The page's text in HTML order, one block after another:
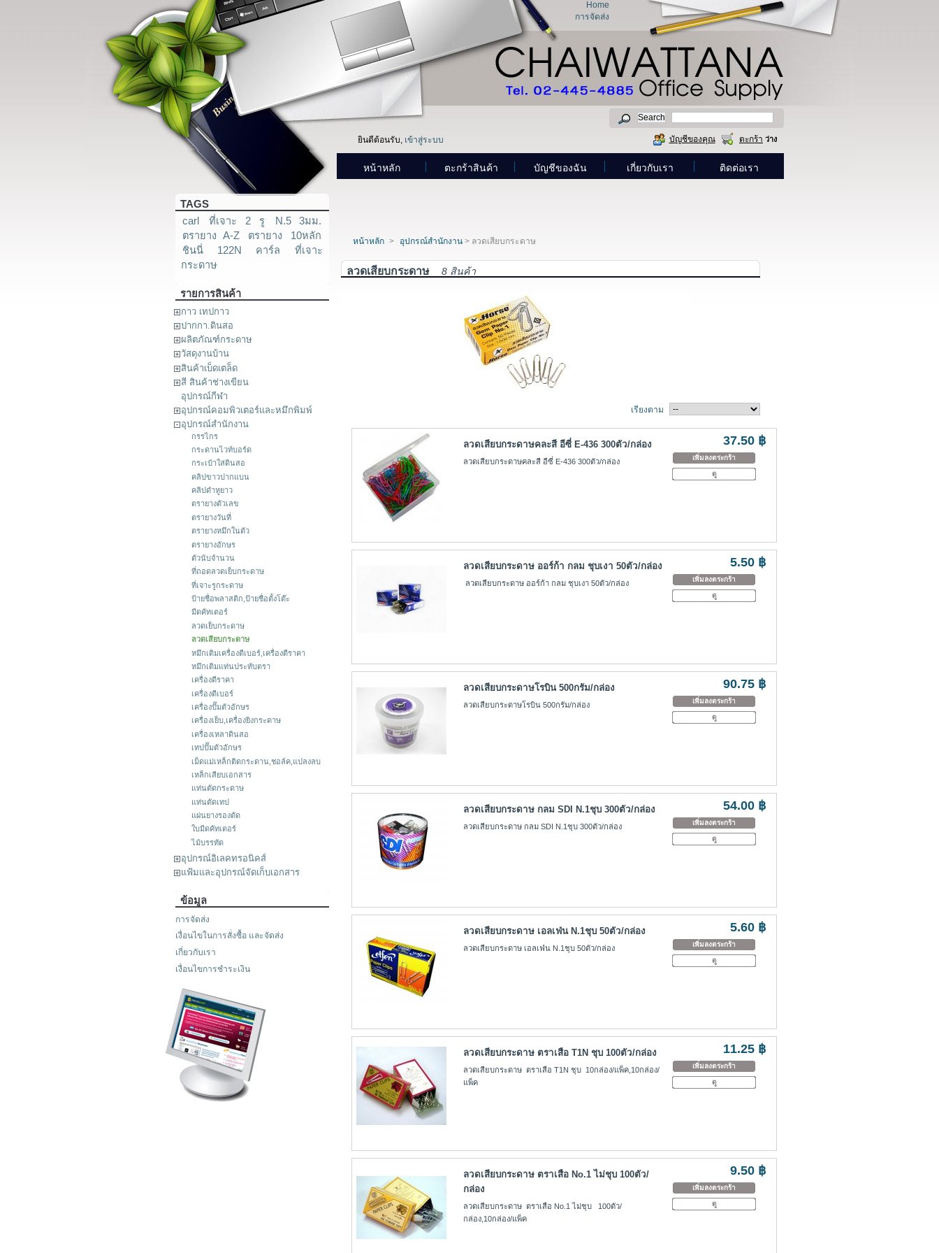
ยินดีต้อนรับ, เข้าสู่ระบบ ตะกร้า ว่าง
บัญชีของคุณ
Home
การจัดส่ง
หน้าหลัก ตะกร้าสินค้า บัญชีของฉัน เกี่ยวกับเรา ติดต่อเรา
TAGS
carl
ที่เจาะ 2 รู
N.5 3มม.
ตรายาง A-Z
ตรายาง
10หลัก
ชินนี่
122N คาร์ล
ที่เจาะ
กระดาษ
รายการสินค้า
กาว เทปกาว
ปากกา.ดินสอ
ผลิตภัณฑ์กระดาษ
วัสดุงานบ้าน
สินค้าเบ็ดเตล็ด
สี สินค้าช่างเขียน
อุปกรณ์กีฬา
อุปกรณ์คอมพิวเตอร์และหมึกพิมพ์
อุปกรณ์สำนักงาน
กรรไกร
กระดานไวท์บอร์ด
กระเป๋าใส่ดินสอ
คลิปขาวปากแบน
คลิปดำหูยาว
ตรายางตัวเลข
ตรายางวันที่
ตรายางหมึกในตัว
ตรายางอักษร
ตัวนับจำนวน
ที่ถอดลวดเย็บกระดาษ
ที่เจาะรูกระดาษ
ป้ายชื่อพลาสติก,ป้ายชื่อตั้งโต๊ะ
มีดคัทเตอร์
ลวดเย็บกระดาษ
ลวดเสียบกระดาษ
หมึกเติมเครื่องตีเบอร์,เครื่องตีราคา
หมึกเติมแท่นประทับตรา
เครื่องตีราคา
เครื่องตีเบอร์
เครื่องปั๊มตัวอักษร
เครื่องเย็บ,เครื่องยิงกระดาษ
เครื่องเหลาดินสอ
เทปปั๊มตัวอักษร
เม็ดแม่เหล็กติดกระดาน,ชอล์ค,แปลงลบ
เหล็กเสียบเอกสาร
แท่นตัดกระดาษ
แท่นตัดเทป
แผ่นยางรองตัด
ใบมีดคัทเตอร์
ไม้บรรทัด
อุปกรณ์อิเลคทรอนิคส์
แฟ้มและอุปกรณ์จัดเก็บเอกสาร
ข้อมูล
การจัดส่ง
เงื่อนไขในการสั่งซื้อ และจัดส่ง
เกี่ยวกับเรา
เงื่อนไขการชำระเงิน
หน้าหลัก > อุปกรณ์สำนักงาน> ลวดเสียบกระดาษ
ลวดเสียบกระดาษ 8 สินค้า
เรียงตาม
ลวดเสียบกระดาษคละสี อีซี่ E-436 300ตัว/กล่อง
ลวดเสียบกระดาษคละสี อีซี่ E-436 300ตัว/กล่อง
37.50 ฿
เพิ่มลงตระกร้า
ดู
ลวดเสียบกระดาษ ออร์ก้า กลม ชุบเงา 50ตัว/กล่อง
ลวดเสียบกระดาษ ออร์ก้า กลม ชุบเงา 50ตัว/กล่อง
5.50 ฿
เพิ่มลงตระกร้า
ดู
ลวดเสียบกระดาษโรบิน 500กรัม/กล่อง
ลวดเสียบกระดาษโรบิน 500กรัม/กล่อง
90.75 ฿
เพิ่มลงตระกร้า
ดู
ลวดเสียบกระดาษ กลม SDI N.1ชุบ 300ตัว/กล่อง
ลวดเสียบกระดาษ กลม SDI N.1ชุบ 300ตัว/กล่อง
54.00 ฿
เพิ่มลงตระกร้า
ดู
ลวดเสียบกระดาษ เอลเฟ่น N.1ชุบ 50ตัว/กล่อง
ลวดเสียบกระดาษ เอลเฟ่น N.1ชุบ 50ตัว/กล่อง
5.60 ฿
เพิ่มลงตระกร้า
ดู
ลวดเสียบกระดาษ ตราเสือ T1N ชุบ 100ตัว/กล่อง
ลวดเสียบกระดาษ ตราเสือ T1N ชุบ 10กล่อง/แพ็ค,10กล่อง/
แพ็ค
11.25 ฿
เพิ่มลงตระกร้า
ดู
ลวดเสียบกระดาษ ตราเสือ No.1 ไม่ชุบ 100ตัว/
กล่อง
ลวดเสียบกระดาษ ตราเสือ No.1 ไม่ชุบ 100ตัว/
กล่อง,10กล่อง/แพ็ค
9.50 ฿
เพิ่มลงตระกร้า
ดู